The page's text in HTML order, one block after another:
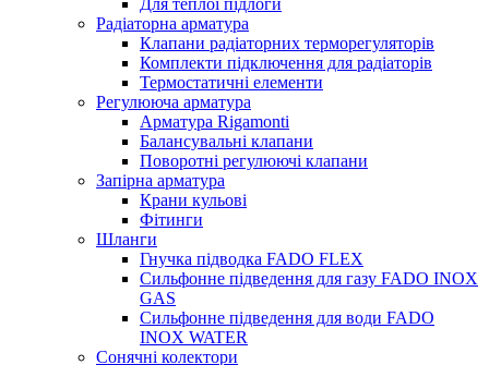
Для теплої підлоги
Радіаторна арматура
Клапани радіаторних терморегуляторів
Комплекти підключення для радіаторів
Термостатичні елементи
Регулююча арматура
Арматура Rigamonti
Балансувальні клапани
Поворотні регулюючі клапани
Запірна арматура
Крани кульові
Фітинги
Шланги
Гнучка підводка FADO FLEX
Сильфонне підведення для газу FADO INOX
GAS
Сильфонне підведення для води FADO
INOX WATER
Сонячні колектори